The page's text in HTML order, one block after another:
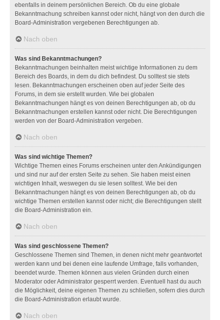
ebenfalls in deinem persönlichen Bereich. Ob du eine globale
Bekanntmachung schreiben kannst oder nicht, hängt von den durch die
Board-Administration vergebenen Berechtigungen ab.
Nach oben
Was sind Bekanntmachungen?
Bekanntmachungen beinhalten meist wichtige Informationen zu dem
Bereich des Boards, in dem du dich befindest. Du solltest sie stets
lesen. Bekanntmachungen erscheinen oben auf jeder Seite des
Forums, in dem sie erstellt wurden. Wie bei globalen
Bekanntmachungen hängt es von deinen Berechtigungen ab, ob du
Bekanntmachungen erstellen kannst oder nicht. Die Berechtigungen
werden von der Board-Administration vergeben.
Nach oben
Was sind wichtige Themen?
Wichtige Themen eines Forums erscheinen unter den Ankündigungen
und sind nur auf der ersten Seite zu sehen. Sie haben meist einen
wichtigen Inhalt, weswegen du sie lesen solltest. Wie bei den
Bekanntmachungen hängt es von deinen Berechtigungen ab, ob du
wichtige Themen erstellen kannst oder nicht; die Berechtigungen stellt
die Board-Administration ein.
Nach oben
Was sind geschlossene Themen?
Geschlossene Themen sind Themen, in denen nicht mehr geantwortet
werden kann und bei denen eine laufende Umfrage, falls vorhanden,
beendet wurde. Themen können aus vielen Gründen durch einen
Moderator oder Administrator gesperrt werden. Eventuell hast du auch
die Möglichkeit, deine eigenen Themen zu schließen, sofern dies durch
die Board-Administration erlaubt wurde.
Nach oben